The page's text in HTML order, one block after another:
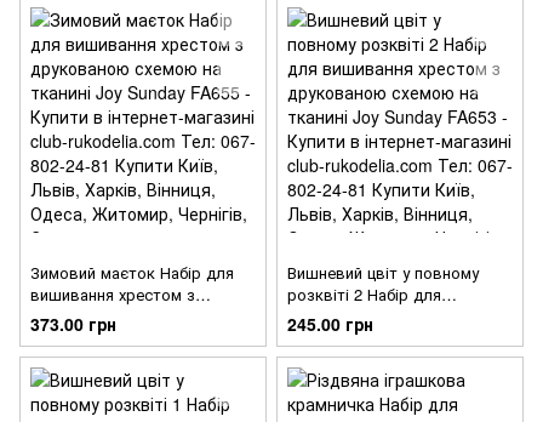
Зимовий маєток Набір для
вишивання хрестом з
друкованою схемою на
тканині Joy Sunday FA655
373.00 грн
Вишневий цвіт у повному
розквіті 2 Набір для
вишивання хрестом з
друкованою схемою на
тканині Joy Sunday FA653
245.00 грн